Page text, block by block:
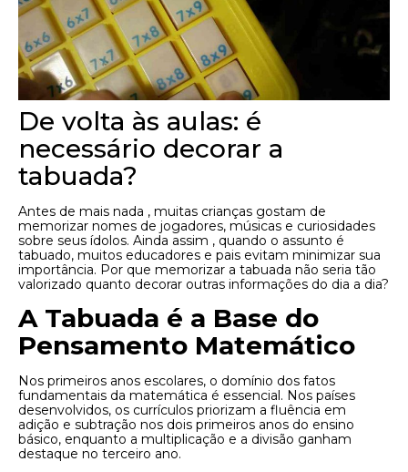
De volta às aulas: é
necessário decorar a
tabuada?
Antes de mais nada , muitas crianças gostam de
memorizar nomes de jogadores, músicas e curiosidades
sobre seus ídolos. Ainda assim , quando o assunto é
tabuado, muitos educadores e pais evitam minimizar sua
importância. Por que memorizar a tabuada não seria tão
valorizado quanto decorar outras informações do dia a dia?
A Tabuada é a Base do
Pensamento Matemático
Nos primeiros anos escolares, o domínio dos fatos
fundamentais da matemática é essencial. Nos países
desenvolvidos, os currículos priorizam a fluência em
adição e subtração nos dois primeiros anos do ensino
básico, enquanto a multiplicação e a divisão ganham
destaque no terceiro ano.